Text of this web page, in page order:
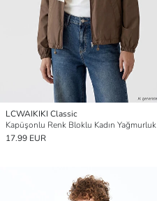
LCWAIKIKI Classic
Kapüşonlu Renk Bloklu Kadın Yağmurluk
17.99 EUR